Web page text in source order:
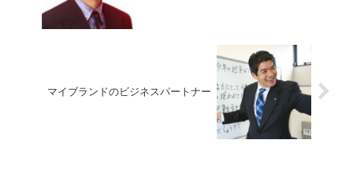
マイブランドのビジネスパートナー